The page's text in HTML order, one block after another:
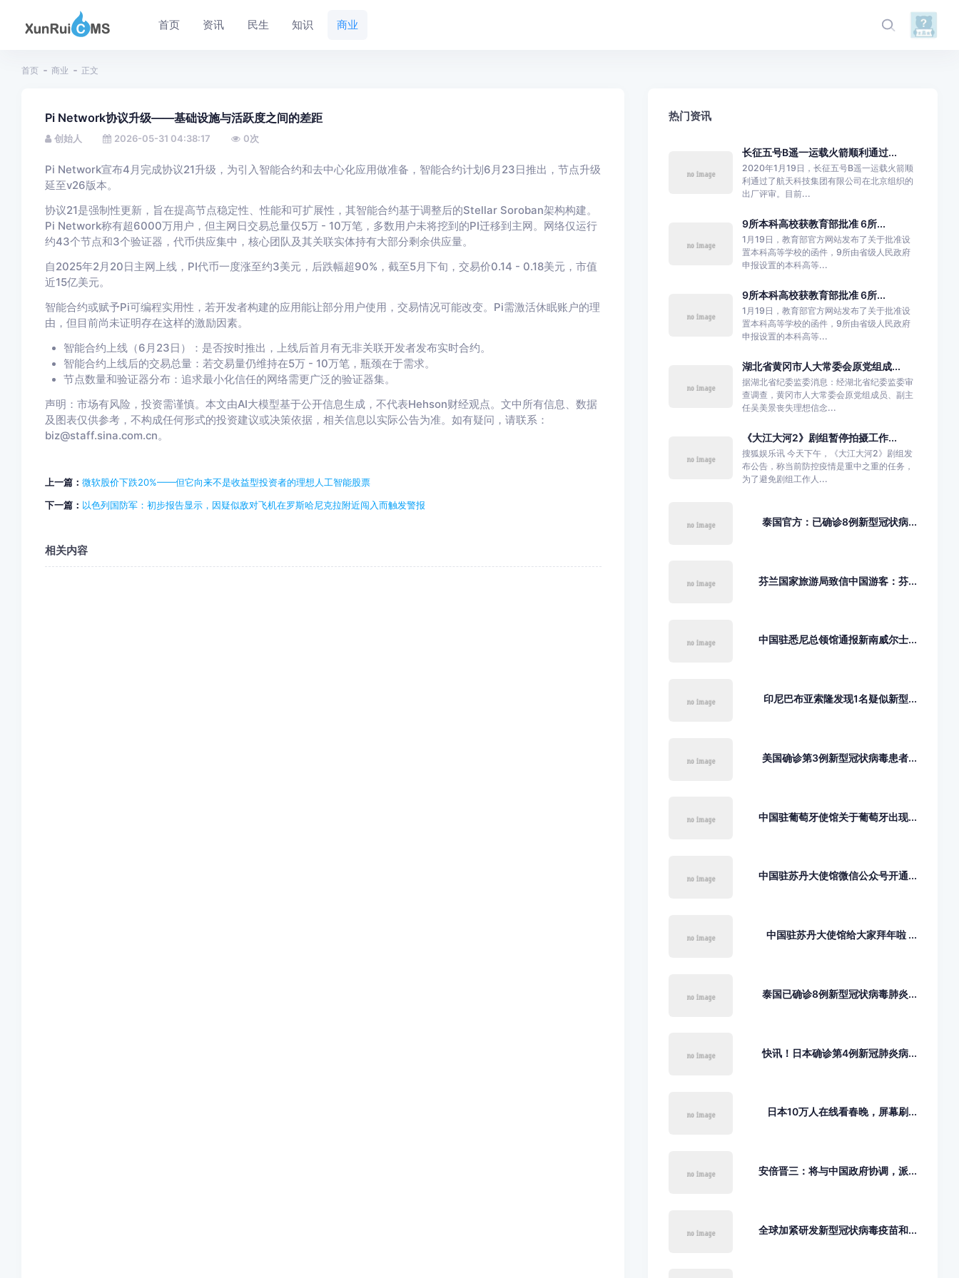
首页 资讯 民生 知识 商业
首页 商业 正文
Pi Network协议升级——基础设施与活跃度之间的差距
创始人 2026-05-31 04:38:17 0次
Pi Network宣布4月完成协议21升级，为引入智能合约和去中心化应用做准备，智能合约计划6月23日推出，节点升级
延至v26版本。
协议21是强制性更新，旨在提高节点稳定性、性能和可扩展性，其智能合约基于调整后的Stellar Soroban架构构建。
Pi Network称有超6000万用户，但主网日交易总量仅5万 - 10万笔，多数用户未将挖到的PI迁移到主网。网络仅运行
约43个节点和3个验证器，代币供应集中，核心团队及其关联实体持有大部分剩余供应量。
自2025年2月20日主网上线，PI代币一度涨至约3美元，后跌幅超90%，截至5月下旬，交易价0.14 - 0.18美元，市值
近15亿美元。
智能合约或赋予Pi可编程实用性，若开发者构建的应用能让部分用户使用，交易情况可能改变。Pi需激活休眠账户的理
由，但目前尚未证明存在这样的激励因素。
智能合约上线（6月23日）：是否按时推出，上线后首月有无非关联开发者发布实时合约。
智能合约上线后的交易总量：若交易量仍维持在5万 - 10万笔，瓶颈在于需求。
节点数量和验证器分布：追求最小化信任的网络需更广泛的验证器集。
声明：市场有风险，投资需谨慎。本文由AI大模型基于公开信息生成，不代表Hehson财经观点。文中所有信息、数据
及图表仅供参考，不构成任何形式的投资建议或决策依据，相关信息以实际公告为准。如有疑问，请联系：
biz@staff.sina.com.cn。
上一篇： 微软股价下跌20%——但它向来不是收益型投资者的理想人工智能股票
下一篇： 以色列国防军：初步报告显示，因疑似敌对飞机在罗斯哈尼克拉附近闯入而触发警报
相关内容
热门资讯
长征五号B遥一运载火箭顺利通过...
2020年1月19日，长征五号B遥一运载火箭顺
利通过了航天科技集团有限公司在北京组织的
出厂评审。目前...
9所本科高校获教育部批准 6所...
1月19日，教育部官方网站发布了关于批准设
置本科高等学校的函件，9所由省级人民政府
申报设置的本科高等...
9所本科高校获教育部批准 6所...
1月19日，教育部官方网站发布了关于批准设
置本科高等学校的函件，9所由省级人民政府
申报设置的本科高等...
湖北省黄冈市人大常委会原党组成...
据湖北省纪委监委消息：经湖北省纪委监委审
查调查，黄冈市人大常委会原党组成员、副主
任吴美景丧失理想信念...
《大江大河2》剧组暂停拍摄工作...
搜狐娱乐讯 今天下午，《大江大河2》剧组发
布公告，称当前防控疫情是重中之重的任务，
为了避免剧组工作人...
泰国官方：已确诊8例新型冠状病...
芬兰国家旅游局致信中国游客：芬...
中国驻悉尼总领馆通报新南威尔士...
印尼巴布亚索隆发现1名疑似新型...
美国确诊第3例新型冠状病毒患者...
中国驻葡萄牙使馆关于葡萄牙出现...
中国驻苏丹大使馆微信公众号开通...
中国驻苏丹大使馆给大家拜年啦 ...
泰国已确诊8例新型冠状病毒肺炎...
快讯！日本确诊第4例新冠肺炎病...
日本10万人在线看春晚，屏幕刷...
安倍晋三：将与中国政府协调，派...
全球加紧研发新型冠状病毒疫苗和...